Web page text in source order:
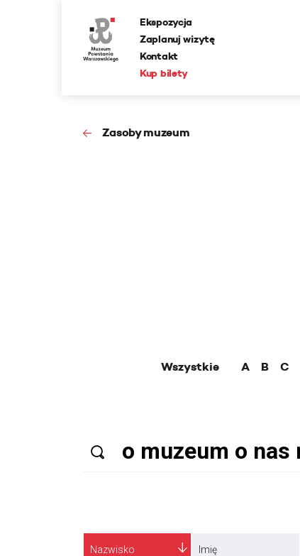
Ekspozycja
Zaplanuj wizytę
Kontakt
Kup bilety
Zasoby muzeum
Wszystkie A B C
Nazwisko Imię